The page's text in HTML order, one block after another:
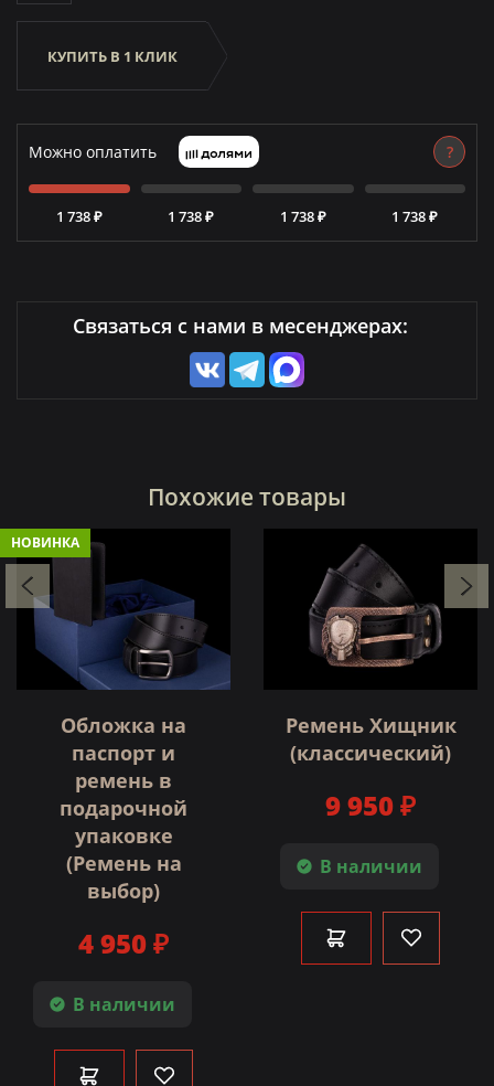
КУПИТЬ В 1 КЛИК
Можно оплатить ?
1 738 ₽ 1 738 ₽ 1 738 ₽ 1 738 ₽
Связаться с нами в месенджерах:
Похожие товары
НОВИНКА
Обложка на
паспорт и
ремень в
подарочной
упаковке
(Ремень на
выбор)
В наличии
4 950 ₽
Ремень Хищник
(классический)
В наличии
9 950 ₽